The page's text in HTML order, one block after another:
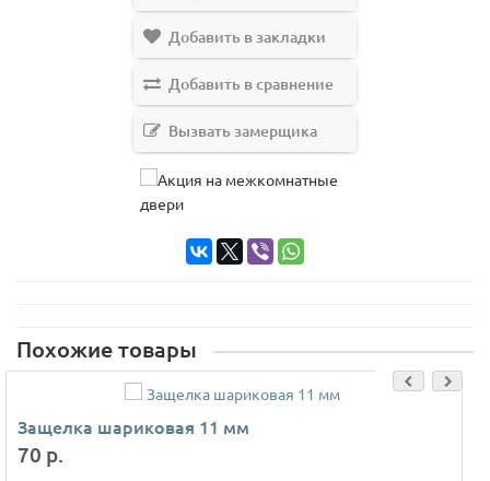
Добавить в закладки
Добавить в сравнение
Вызвать замерщика
Похожие товары
Защелка шариковая 11 мм
70 р.